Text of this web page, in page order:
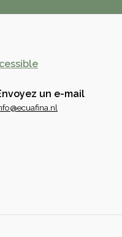
un e-mail